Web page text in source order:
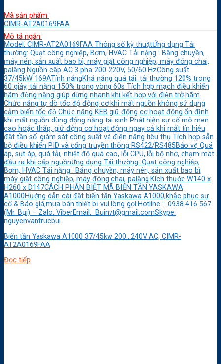
Mã sản phẩm:
CIMR-AT2A0169FAA
Mô tả ngắn:
Model: CIMR-AT2A0169FAA Thông số kỹ thuậtỨng dụng Tải
thường: Quạt công nghiệp, Bơm, HVAC Tải nặng : Băng chuyền,
máy nén, sản xuất bao bì, máy giặt công nghiệp, máy đóng chai,
palăng.Nguồn cấp AC 3 pha 200-220V, 50/60 HzCông suất
37/45kW 169ATính năngKhả năng quá tải: tải thường 120% trong
60 giây, tải nặng 150% trong vòng 60s Tích hợp mạch điều khiển
hãm động năng giúp dừng nhanh khi kết hợp với điện trở hãm
Chức năng tự dò tốc độ động cơ khi mất nguồn không sử dụng
cảm biến tốc độ Chức năng KEB giữ động cơ hoạt động ổn định
khi mất nguồn dùng động năng tái sinh Phát hiện sự cố mô men
cao hoặc thấp, giữ động cơ hoạt động ngay cả khi mất tín hiệu
đặt tần số, giám sát công suất và điện năng tiêu thụ Tích hợp sẵn
bộ điều khiển PID và cổng truyền thông RS422/RS485Bảo vệ Quá
áp, sụt áp, quá tải, nhiệt độ quá cao, lỗi CPU, lỗi bộ nhớ, chạm mát
đầu ra khi cấp nguồnỨng dụng Tải thường: Quạt công nghiệp,
Bơm, HVAC Tải nặng : Băng chuyền, máy nén, sản xuất bao bì,
máy giặt công nghiệp, máy đóng chai, palăng.Kích thước W140 x
H260 x D147CÁCH PHÂN BIỆT MÃ BIẾN TẦN YASKAWA
A1000Hướng dẫn cài đặt biến tần Yaskawa A1000,khắc phục sự
cố & Báo giá,mua bán thiết bị vui lòng gọi:Hotline : 0938 416 567
(Mr. Bụi) – Zalo. ViberEmail: Buinvt@gmail.comSkype:
nguyenvantrucbui
Biến tần Yaskawa A1000 37/45kw 200…240V AC, CIMR-
AT2A0169FAA
Đọc tiếp